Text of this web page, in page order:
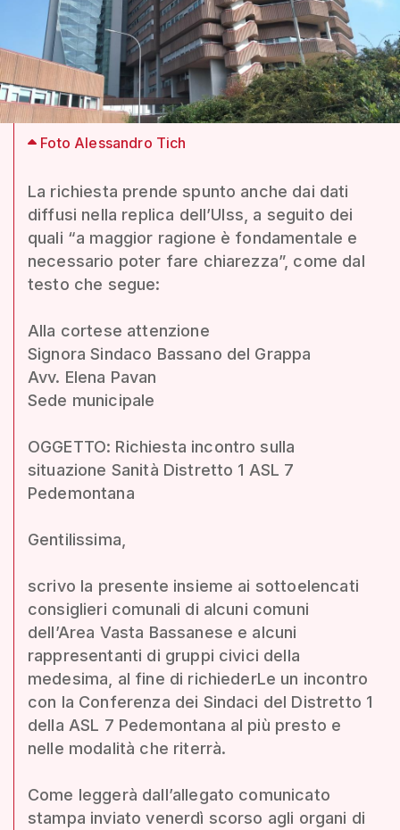
Foto Alessandro Tich
La richiesta prende spunto anche dai dati
diffusi nella replica dell’Ulss, a seguito dei
quali “a maggior ragione è fondamentale e
necessario poter fare chiarezza”, come dal
testo che segue:
Alla cortese attenzione
Signora Sindaco Bassano del Grappa
Avv. Elena Pavan
Sede municipale
OGGETTO: Richiesta incontro sulla
situazione Sanità Distretto 1 ASL 7
Pedemontana
Gentilissima,
scrivo la presente insieme ai sottoelencati
consiglieri comunali di alcuni comuni
dell’Area Vasta Bassanese e alcuni
rappresentanti di gruppi civici della
medesima, al fine di richiederLe un incontro
con la Conferenza dei Sindaci del Distretto 1
della ASL 7 Pedemontana al più presto e
nelle modalità che riterrà.
Come leggerà dall’allegato comunicato
stampa inviato venerdì scorso agli organi di